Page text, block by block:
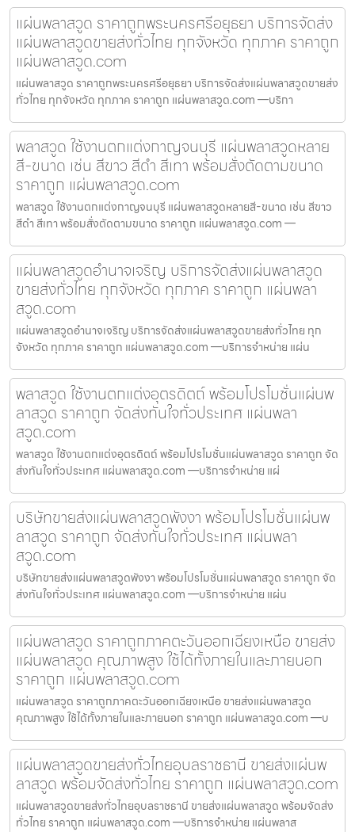
แผ่นพลาสวูด ราคาถูกพระนครศรีอยุธยา บริการจัดส่ง
แผ่นพลาสวูดขายส่งทั่วไทย ทุกจังหวัด ทุกภาค ราคาถูก
แผ่นพลาสวูด.com
แผ่นพลาสวูด ราคาถูกพระนครศรีอยุธยา บริการจัดส่งแผ่นพลาสวูดขายส่ง
ทั่วไทย ทุกจังหวัด ทุกภาค ราคาถูก แผ่นพลาสวูด.com —บริกา
พลาสวูด ใช้งานตกแต่งกาญจนบุรี แผ่นพลาสวูดหลาย
สี-ขนาด เช่น สีขาว สีดำ สีเทา พร้อมสั่งตัดตามขนาด
ราคาถูก แผ่นพลาสวูด.com
พลาสวูด ใช้งานตกแต่งกาญจนบุรี แผ่นพลาสวูดหลายสี-ขนาด เช่น สีขาว
สีดำ สีเทา พร้อมสั่งตัดตามขนาด ราคาถูก แผ่นพลาสวูด.com —
แผ่นพลาสวูดอำนาจเจริญ บริการจัดส่งแผ่นพลาสวูด
ขายส่งทั่วไทย ทุกจังหวัด ทุกภาค ราคาถูก แผ่นพลา
สวูด.com
แผ่นพลาสวูดอำนาจเจริญ บริการจัดส่งแผ่นพลาสวูดขายส่งทั่วไทย ทุก
จังหวัด ทุกภาค ราคาถูก แผ่นพลาสวูด.com —บริการจำหน่าย แผ่น
พลาสวูด ใช้งานตกแต่งอุตรดิตถ์ พร้อมโปรโมชั่นแผ่นพ
ลาสวูด ราคาถูก จัดส่งทันใจทั่วประเทศ แผ่นพลา
สวูด.com
พลาสวูด ใช้งานตกแต่งอุตรดิตถ์ พร้อมโปรโมชั่นแผ่นพลาสวูด ราคาถูก จัด
ส่งทันใจทั่วประเทศ แผ่นพลาสวูด.com —บริการจำหน่าย แผ่
บริษัทขายส่งแผ่นพลาสวูดพังงา พร้อมโปรโมชั่นแผ่นพ
ลาสวูด ราคาถูก จัดส่งทันใจทั่วประเทศ แผ่นพลา
สวูด.com
บริษัทขายส่งแผ่นพลาสวูดพังงา พร้อมโปรโมชั่นแผ่นพลาสวูด ราคาถูก จัด
ส่งทันใจทั่วประเทศ แผ่นพลาสวูด.com —บริการจำหน่าย แผ่น
แผ่นพลาสวูด ราคาถูกภาคตะวันออกเฉียงเหนือ ขายส่ง
แผ่นพลาสวูด คุณภาพสูง ใช้ได้ทั้งภายในและภายนอก
ราคาถูก แผ่นพลาสวูด.com
แผ่นพลาสวูด ราคาถูกภาคตะวันออกเฉียงเหนือ ขายส่งแผ่นพลาสวูด
คุณภาพสูง ใช้ได้ทั้งภายในและภายนอก ราคาถูก แผ่นพลาสวูด.com —บ
แผ่นพลาสวูดขายส่งทั่วไทยอุบลราชธานี ขายส่งแผ่นพ
ลาสวูด พร้อมจัดส่งทั่วไทย ราคาถูก แผ่นพลาสวูด.com
แผ่นพลาสวูดขายส่งทั่วไทยอุบลราชธานี ขายส่งแผ่นพลาสวูด พร้อมจัดส่ง
ทั่วไทย ราคาถูก แผ่นพลาสวูด.com —บริการจำหน่าย แผ่นพลาส